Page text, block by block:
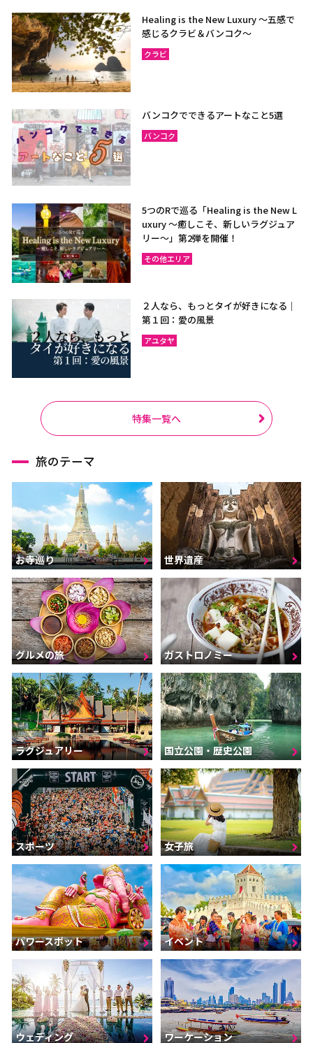
Healing is the New Luxury ～五感で
感じるクラビ＆バンコク～
クラビ
バンコクでできるアートなこと5選
バンコク
5つのRで巡る「Healing is the New L
uxury ～癒しこそ、新しいラグジュア
リー〜」第2弾を開催！
その他エリア
２人なら、もっとタイが好きになる｜
第１回：愛の風景
アユタヤ
特集一覧へ
旅のテーマ
お寺巡り 世界遺産
グルメの旅 ガストロノミー
ラグジュアリー 国立公園・歴史公園
スポーツ 女子旅
パワースポット イベント
ウェディング ワーケーション